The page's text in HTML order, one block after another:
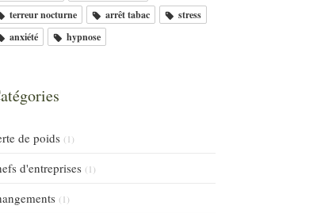
terreur nocturne
arrêt tabac
stress
anxiété
hypnose
de poids (1)
d'entreprises (1)
(1)